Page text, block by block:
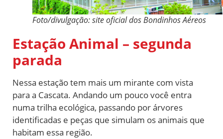
Foto/divulgação: site oficial dos Bondinhos Aéreos
Estação Animal – segunda
parada
Nessa estação tem mais um mirante com vista
para a Cascata. Andando um pouco você entra
numa trilha ecológica, passando por árvores
identificadas e peças que simulam os animais que
habitam essa região.